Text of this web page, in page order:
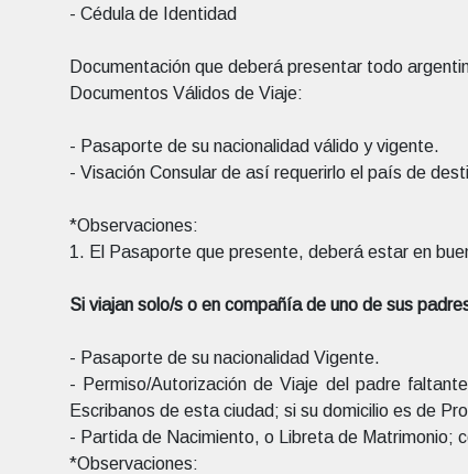
- Cédula de Identidad
Documentación que deberá presentar todo
Documentos Válidos de Viaje:
- Pasaporte de su nacionalidad válido y vigente.
- Visación Consular de así requerirlo el país de
*Observaciones:
1. El Pasaporte que presente, deberá estar en
Si viajan solo/s o en compañía de uno de sus
- Pasaporte de su nacionalidad Vigente.
- Permiso/Autorización de Viaje del padre
Escribanos de esta ciudad; si su domicilio es de
- Partida de Nacimiento, o Libreta de Matrimonio;
*Observaciones: